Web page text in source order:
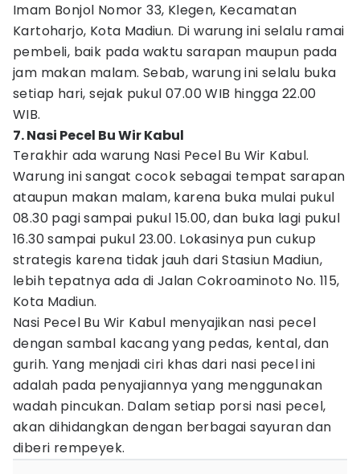
Imam Bonjol Nomor 33, Klegen, Kecamatan
Kartoharjo, Kota Madiun. Di warung ini selalu ramai
pembeli, baik pada waktu sarapan maupun pada
jam makan malam. Sebab, warung ini selalu buka
setiap hari, sejak pukul 07.00 WIB hingga 22.00
WIB.
7. Nasi Pecel Bu Wir Kabul
Terakhir ada warung Nasi Pecel Bu Wir Kabul.
Warung ini sangat cocok sebagai tempat sarapan
ataupun makan malam, karena buka mulai pukul
08.30 pagi sampai pukul 15.00, dan buka lagi pukul
16.30 sampai pukul 23.00. Lokasinya pun cukup
strategis karena tidak jauh dari Stasiun Madiun,
lebih tepatnya ada di Jalan Cokroaminoto No. 115,
Kota Madiun.
Nasi Pecel Bu Wir Kabul menyajikan nasi pecel
dengan sambal kacang yang pedas, kental, dan
gurih. Yang menjadi ciri khas dari nasi pecel ini
adalah pada penyajiannya yang menggunakan
wadah pincukan. Dalam setiap porsi nasi pecel,
akan dihidangkan dengan berbagai sayuran dan
diberi rempeyek.